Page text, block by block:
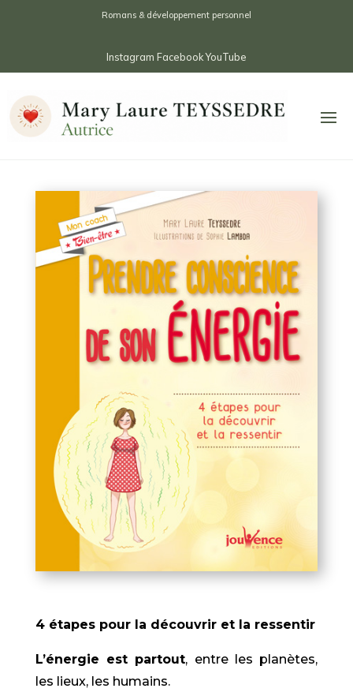
Romans & développement personnel
Instagram FacebookYouTube
4 étapes pour la découvrir et la ressentir
L’énergie est partout, entre les planètes,
les lieux, les humains.